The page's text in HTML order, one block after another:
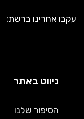
עקבו אחרינו ברשת:
ניווט באתר
הסיפור שלנו